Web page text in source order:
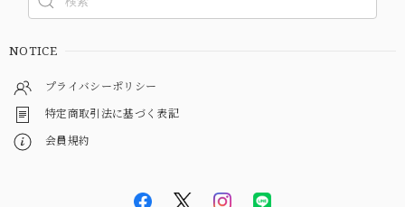
NOTICE
プライバシーポリシー
特定商取引法に基づく表記
会員規約